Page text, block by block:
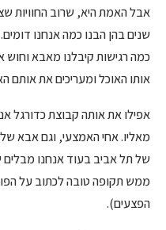
אבל האמת היא, שרוב החוויות
שנים בהן הבנו כמה אנחנו
כמה רגישות קיבלנו מאבא
אותו האוכל ומעריכים את אותם
אפילו את אותה קבוצת כדורגל
מאליו. אחי האמצעי, וגם אבא
של תל אביב בעוד אנחנו
ממש תקופה טובה לכתוב על
הפצעים).